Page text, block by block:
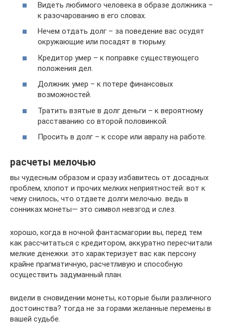
Видеть любимого человека в образе должника –
к разочарованию в его словах.
Нечем отдать долг – за поведение вас осудят
окружающие или посадят в тюрьму.
Кредитор умер – к поправке существующего
положения дел.
Должник умер – к потере финансовых
возможностей.
Тратить взятые в долг деньги – к вероятному
расставанию со второй половинкой.
Просить в долг – к ссоре или авралу на работе.
расчеты мелочью
вы чудесным образом и сразу избавитесь от досадных
проблем, хлопот и прочих мелких неприятностей: вот к
чему снилось, что отдаете долги мелочью. ведь в
сонниках монеты— это символ невзгод и слез.
хорошо, когда в ночной фантасмагории вы, перед тем
как рассчитаться с кредитором, аккуратно пересчитали
мелкие денежки. это характеризует вас как персону
крайне прагматичную, расчетливую и способную
осуществить задуманный план.
видели в сновидении монеты, которые были различного
достоинства? тогда не за горами желанные перемены в
вашей судьбе.